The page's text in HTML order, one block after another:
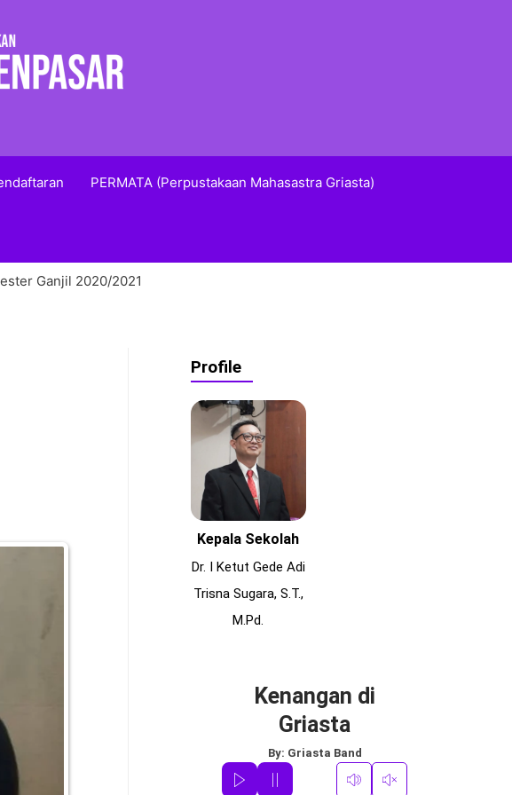
PERMATA (Perpustakaan Mahasastra Griasta)
Ganjil 2020/2021
Profile
Kepala Sekolah
Dr. I Ketut Gede Adi
Trisna Sugara, S.T.,
M.Pd.
Kenangan di
Griasta
By: Griasta Band